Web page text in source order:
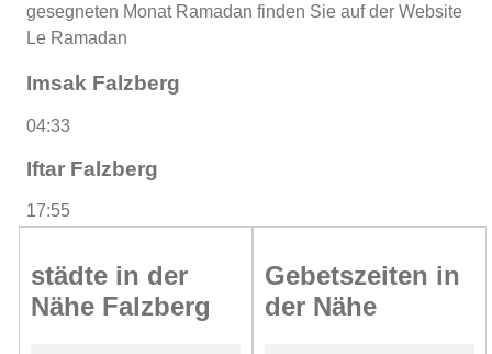
gesegneten Monat Ramadan finden Sie auf der Website
Le Ramadan
Imsak Falzberg
04:33
Iftar Falzberg
17:55
städte in der
Nähe Falzberg
Gebetszeiten in
der Nähe